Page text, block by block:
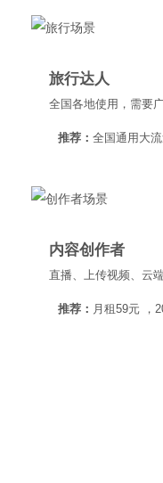
旅行达人
全国各地使用，需要
推荐： 全国通用大
内容创作者
直播、上传视频、云
推荐： 月租59元 ，